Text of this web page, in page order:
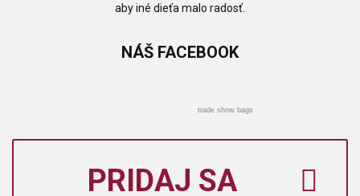
aby iné dieťa malo radosť.
NÁŠ FACEBOOK
trade show bags
PRIDAJ SA